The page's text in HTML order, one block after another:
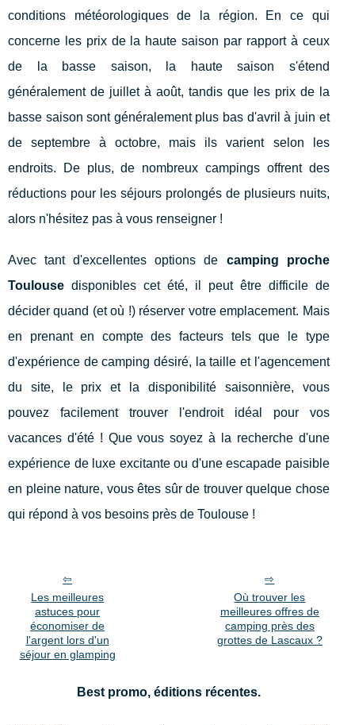
conditions météorologiques de la région. En ce qui
concerne les prix de la haute saison par rapport à ceux
de la basse saison, la haute saison s'étend
généralement de juillet à août, tandis que les prix de la
basse saison sont généralement plus bas d'avril à juin et
de septembre à octobre, mais ils varient selon les
endroits. De plus, de nombreux campings offrent des
réductions pour les séjours prolongés de plusieurs nuits,
alors n'hésitez pas à vous renseigner !
Avec tant d'excellentes options de camping proche
Toulouse disponibles cet été, il peut être difficile de
décider quand (et où !) réserver votre emplacement. Mais
en prenant en compte des facteurs tels que le type
d'expérience de camping désiré, la taille et l'agencement
du site, le prix et la disponibilité saisonnière, vous
pouvez facilement trouver l'endroit idéal pour vos
vacances d'été ! Que vous soyez à la recherche d'une
expérience de luxe excitante ou d'une escapade paisible
en pleine nature, vous êtes sûr de trouver quelque chose
qui répond à vos besoins près de Toulouse !
Les meilleures
astuces pour
économiser de
l'argent lors d'un
séjour en glamping
Où trouver les
meilleures offres de
camping près des
grottes de Lascaux ?
Best promo, éditions récentes.